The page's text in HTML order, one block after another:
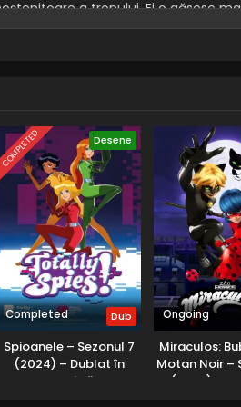
a tronului. Ei o găsesc
Meridian se eliberează de rău și
Desene
Completed Dub
Spioanele – Sezonul 7
(2024) – Dublat în
Română
Ongoing
Miraculos:
Motan Noir –
(2025) –